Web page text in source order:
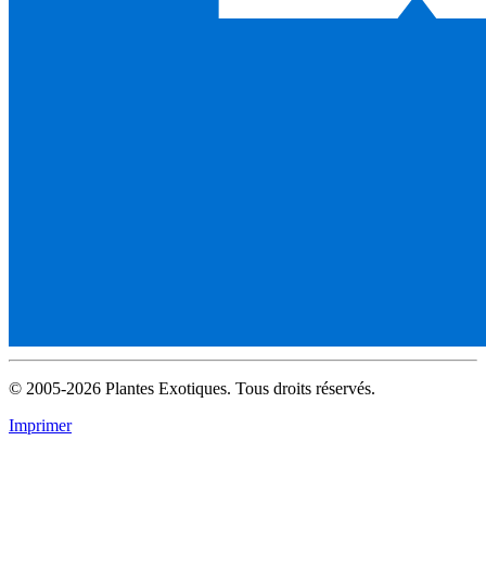
© 2005-2026 Plantes Exotiques. Tous droits réservés.
Imprimer